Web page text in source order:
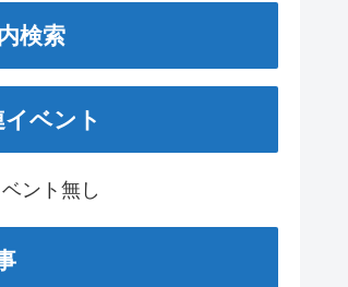
検索
イベント
ント無し